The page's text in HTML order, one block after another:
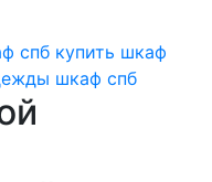
спб купить шкаф
шкаф спб